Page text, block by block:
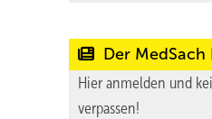
Der
Hier anmelden und
verpassen!